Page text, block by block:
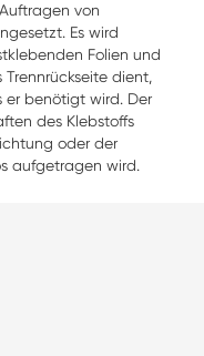
von
Es wird
Folien und
dient,
benötigt wird. Der
des Klebstoffs
oder der
aufgetragen wird.